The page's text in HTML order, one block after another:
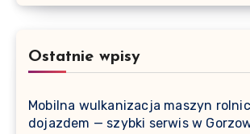
Ostatnie wpisy
Mobilna wulkanizacja maszyn
dojazdem — szybki serwis w